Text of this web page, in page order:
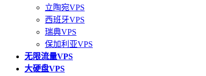
立陶宛VPS
西班牙VPS
瑞典VPS
保加利亚VPS
无限流量VPS
大硬盘VPS